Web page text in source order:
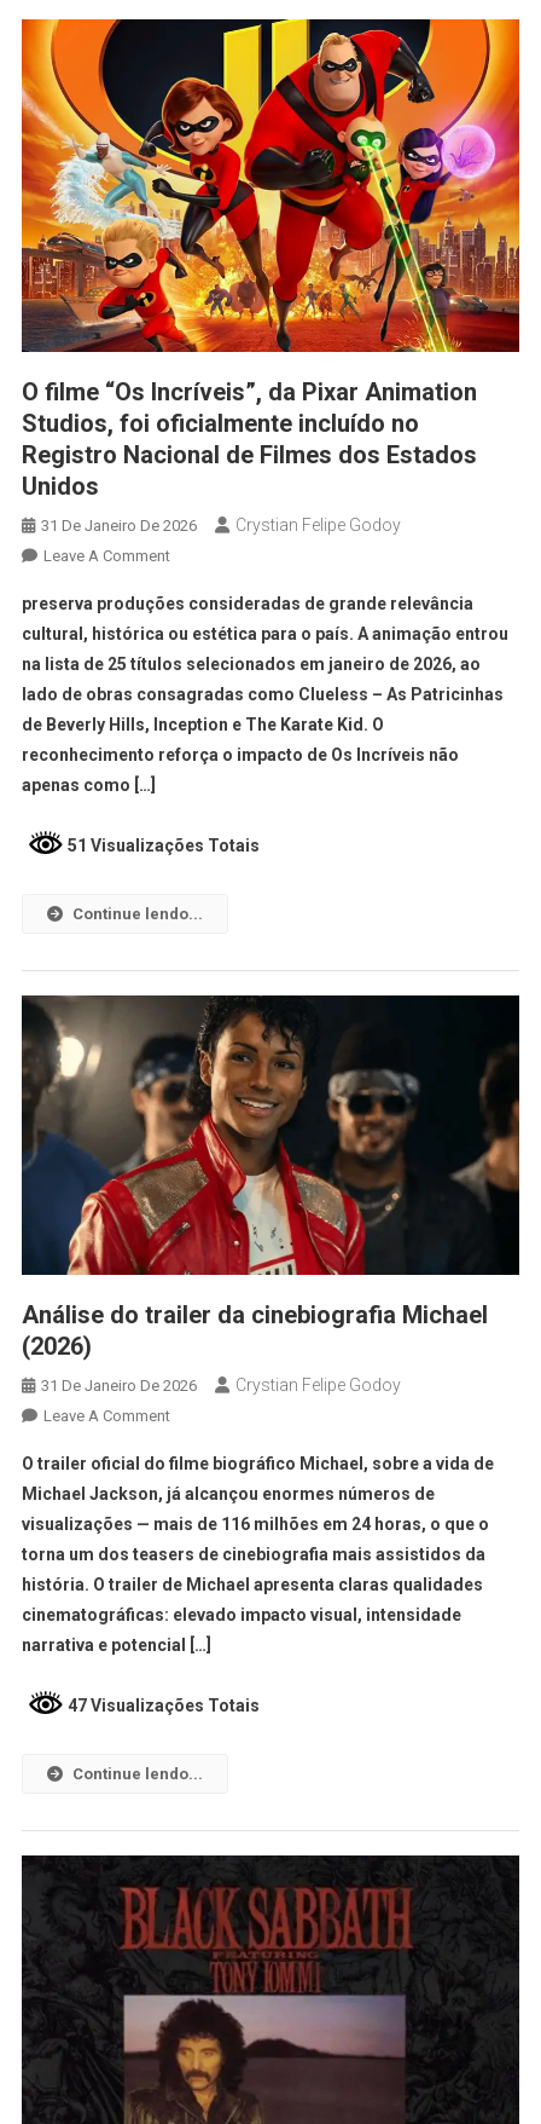
O filme “Os Incríveis”, da Pixar Animation
Studios, foi oficialmente incluído no
Registro Nacional de Filmes dos Estados
Unidos
31 De Janeiro De 2026 Crystian Felipe Godoy
Leave A Comment
preserva produções consideradas de grande relevância
cultural, histórica ou estética para o país. A animação entrou
na lista de 25 títulos selecionados em janeiro de 2026, ao
lado de obras consagradas como Clueless – As Patricinhas
de Beverly Hills, Inception e The Karate Kid. O
reconhecimento reforça o impacto de Os Incríveis não
apenas como […]
51 Visualizações Totais
Continue lendo...
Análise do trailer da cinebiografia Michael
(2026)
31 De Janeiro De 2026 Crystian Felipe Godoy
Leave A Comment
O trailer oficial do filme biográfico Michael, sobre a vida de
Michael Jackson, já alcançou enormes números de
visualizações — mais de 116 milhões em 24 horas, o que o
torna um dos teasers de cinebiografia mais assistidos da
história. O trailer de Michael apresenta claras qualidades
cinematográficas: elevado impacto visual, intensidade
narrativa e potencial […]
47 Visualizações Totais
Continue lendo...